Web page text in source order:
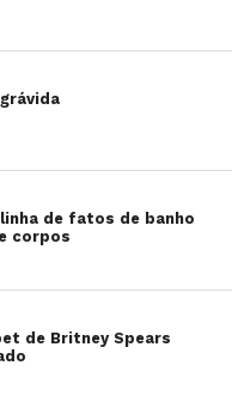
de fatos de banho
corpos
de Britney Spears